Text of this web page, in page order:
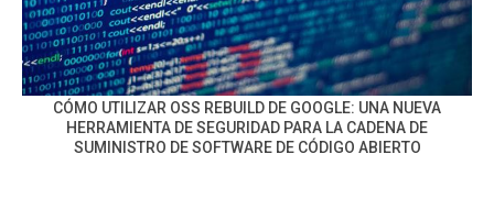
CÓMO UTILIZAR OSS REBUILD DE GOOGLE: UNA NUEVA
HERRAMIENTA DE SEGURIDAD PARA LA CADENA DE
SUMINISTRO DE SOFTWARE DE CÓDIGO ABIERTO